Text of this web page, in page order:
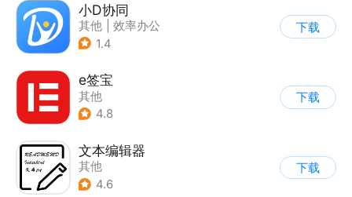
小D协同
其他
效率办公
1.4
下载
e签宝
其他
4.8
下载
文本编辑器
其他
4.6
下载